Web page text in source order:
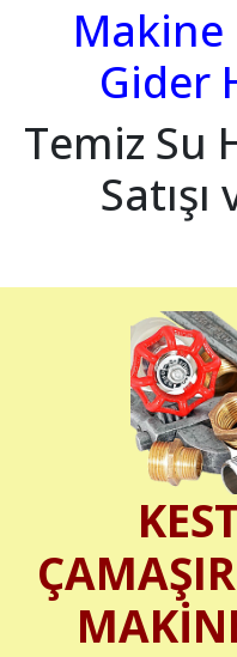
Makine
Gider
Temiz Su